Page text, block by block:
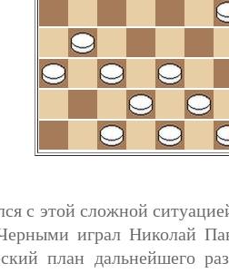
с этой сложной
играл Николай
план дальнейшего